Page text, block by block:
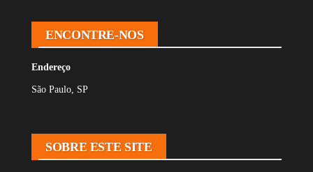
ENCONTRE-NOS
Endereço
São Paulo, SP
SOBRE ESTE SITE